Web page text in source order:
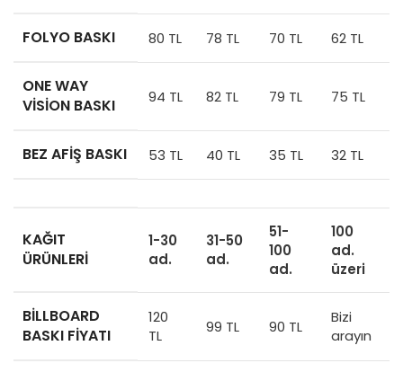
FOLYO BASKI 80 TL 78 TL 70 TL 62 TL
ONE WAY
VISION BASKI
94 TL 82 TL 79 TL 75 TL
BEZ AFIŞ BASKI 53 TL 40 TL 35 TL 32 TL
KAĞIT
ÜRÜNLERI
1-30
ad.
31-50
ad.
51-
100
ad.
100
ad.
üzeri
BILLBOARD
BASKI FIYATI
120
TL
99 TL 90 TL
Bizi
arayın